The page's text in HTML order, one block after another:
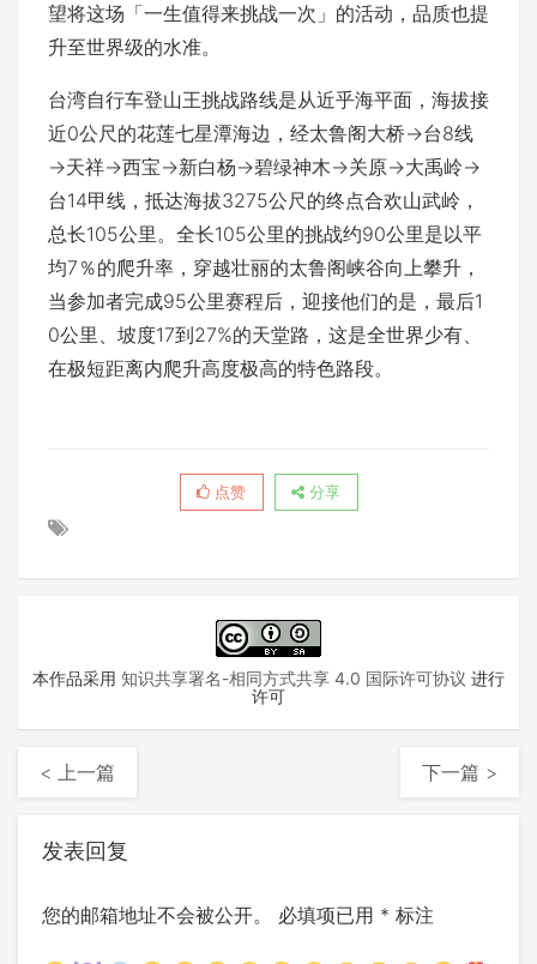
望将这场「一生值得来挑战一次」的活动，品质也提
升至世界级的水准。
台湾自行车登山王挑战路线是从近乎海平面，海拔接
近0公尺的花莲七星潭海边，经太鲁阁大桥→台8线
→天祥→西宝→新白杨→碧绿神木→关原→大禹岭→
台14甲线，抵达海拔3275公尺的终点合欢山武岭，
总长105公里。全长105公里的挑战约90公里是以平
均7％的爬升率，穿越壮丽的太鲁阁峡谷向上攀升，
当参加者完成95公里赛程后，迎接他们的是，最后1
0公里、坡度17到27%的天堂路，这是全世界少有、
在极短距离内爬升高度极高的特色路段。
点赞 分享
本作品采用 知识共享署名-相同方式共享 4.0 国际许可协议 进行
许可
< 上一篇 下一篇 >
发表回复
您的邮箱地址不会被公开。 必填项已用 * 标注